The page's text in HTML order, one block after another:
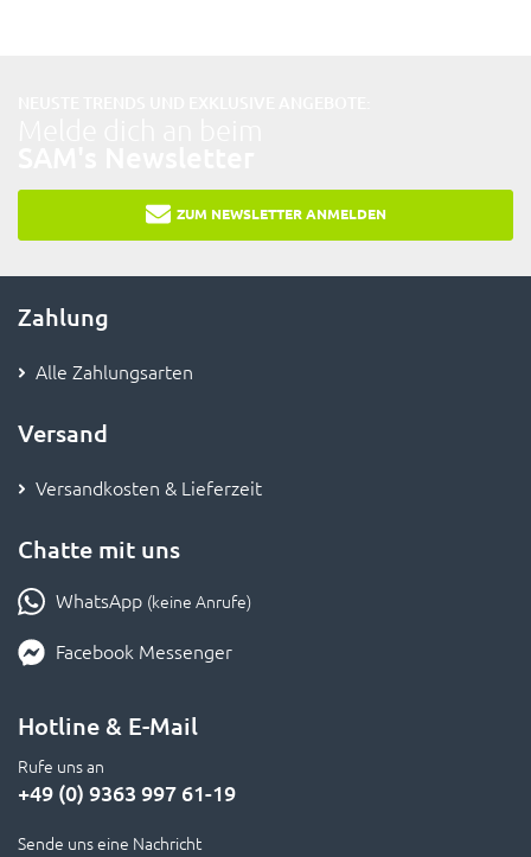
ZUM NEWSLETTER ANMELDEN
Zahlung
Alle Zahlungsarten
Versand
Versandkosten & Lieferzeit
Chatte mit uns
WhatsApp (keine Anrufe)
Facebook Messenger
Hotline & E-Mail
Rufe uns an
+49 (0) 9363 997 61-19
Sende uns eine Nachricht